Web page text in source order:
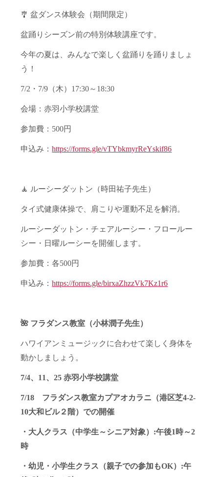
🎐 盆ダンス体験会（期間限定）
盆踊りシーズン前の特別体験講座です。
今年の夏は、みんなで楽しく盆踊りを踊りましょ
う！
7/2・7/9（木）17:30～18:30
会場：赤羽小学校講堂
参加費：500円
申込み：https://forms.gle/vTYbkmyrReYskif86
🧘 ルーシーダットン（時田祐子先生）
タイ式健康体操で、肩こりや運動不足を解消。
ルーシーダットン・チェアルーシー・フロールー
シー・日曜ルーシーを開催します。
参加費：各500円
申込み：https://forms.gle/birxaZhzzVk7Kz1r6
🌺 フラダンス教室（小林潤子先生）
ハワイアンミュージックに合わせて楽しく身体を
動かしましょう。
7/4、11、25 赤羽小学校講堂
7/18 フラダンス教室カプアオカラニ（港区芝4-2-
10大和ビル２階）での開催
・大人クラス（中学生～シニア対象）:午後1時～2
時
・幼児・小学生クラス（親子での参加もOK）:午